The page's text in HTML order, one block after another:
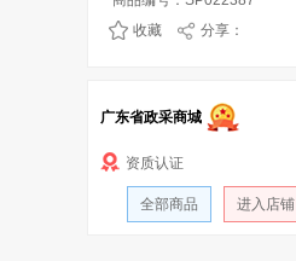
收藏
分享：
广东省政采商城
资质认证
全部商品 进入店铺